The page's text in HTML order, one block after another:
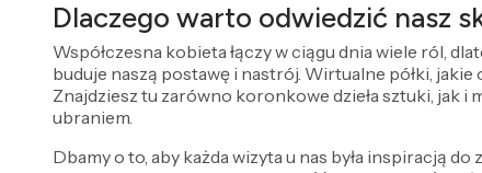
Dlaczego warto odwiedzić nasz
Współczesna kobieta łączy w ciągu dnia wiele ról,
buduje naszą postawę i nastrój. Wirtualne półki,
Znajdziesz tu zarówno koronkowe dzieła sztuki, jak
ubraniem.
Dbamy o to, aby każda wizyta u nas była inspiracją